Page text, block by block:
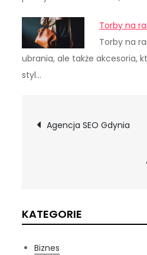
Torby na
Torby na
ubrania, ale także akcesoria,
styl…
Agencja SEO Gdynia
KATEGORIE
Biznes